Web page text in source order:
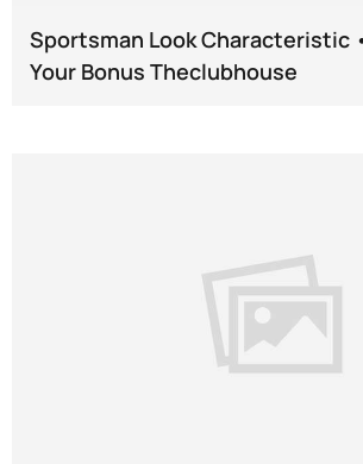
Sportsman Look Characteristic
Your Bonus Theclubhouse